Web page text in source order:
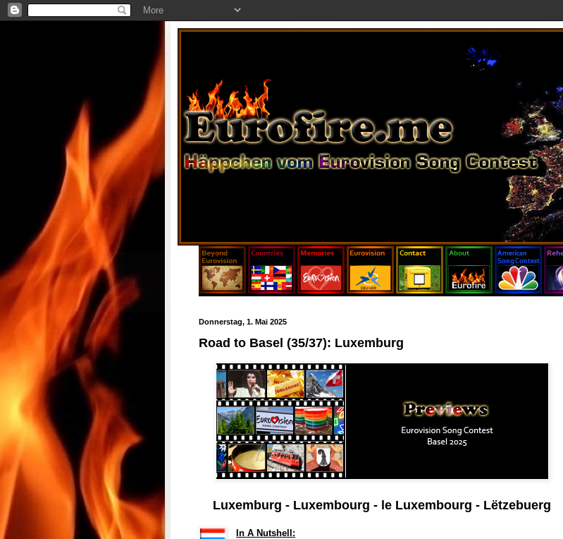
Donnerstag, 1. Mai 2025
Road to Basel (35/37): Luxemburg
Luxemburg - Luxembourg - le Luxembourg - Lëtzebuerg
In A Nutshell: